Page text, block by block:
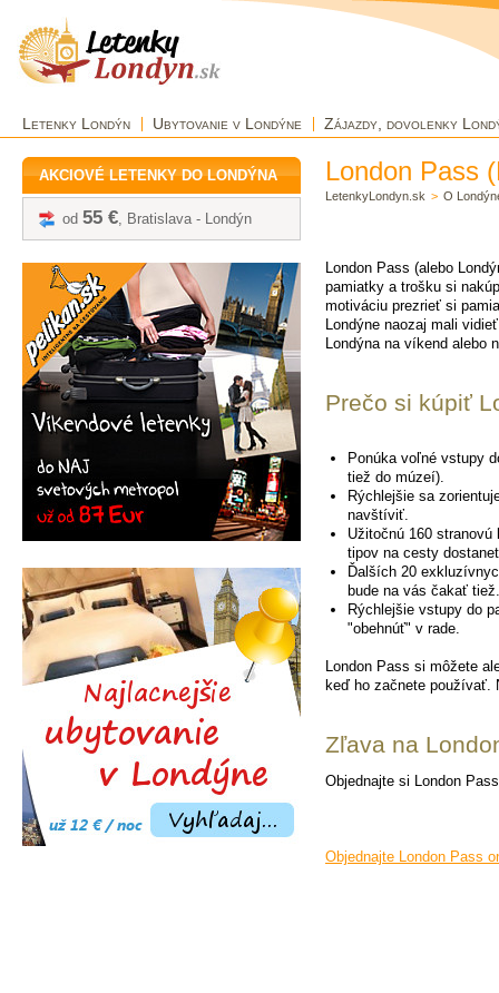
Letenky Londýn Ubytovanie v Londýne Zájazdy, dovolenky
AKCIOVÉ LETENKY DO LONDÝNA
od 55 €, Bratislava - Londýn
London Pass
LetenkyLondyn.sk > O
London Pass (alebo
pamiatky a trošku si
motiváciu prezrieť si
Londýne naozaj mali
Londýna na víkend alebo
Prečo si kúpiť
Ponúka voľné vstupy
tiež do múzeí).
Rýchlejšie sa
navštíviť.
Užitočnú 160
tipov na cesty
Ďalších 20
bude na vás čakať tiež.
Rýchlejšie vstupy do
"obehnúť" v rade.
London Pass si môžete
keď ho začnete používať.
Zľava na
Objednajte si London
Objednajte London Pass